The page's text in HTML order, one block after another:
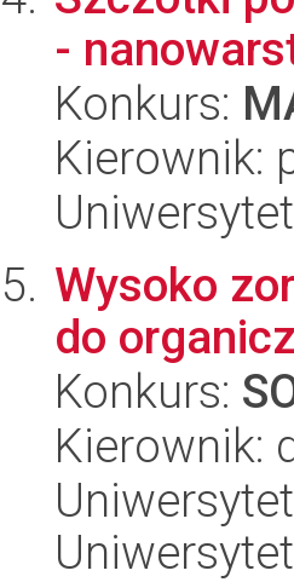
-
Konkurs:
Kierownik:
Wysoko
do
Konkurs:
Kierownik: